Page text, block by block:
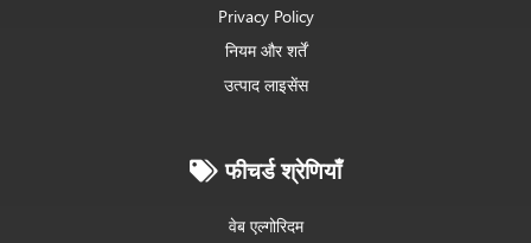
Privacy Policy
नियम और शर्तें
उत्पाद लाइसेंस
फीचर्ड श्रेणियाँ
वेब एल्गोरिदम